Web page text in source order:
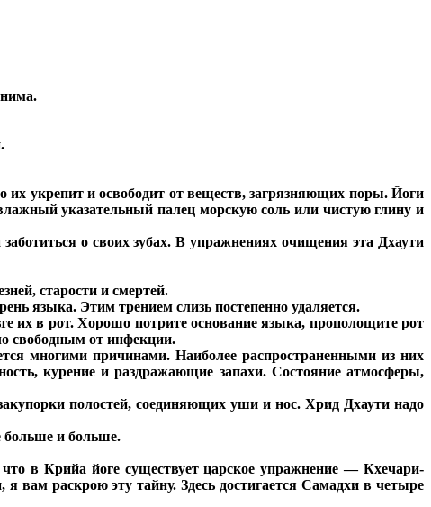
их укрепит и освободит от веществ, загрязняющих поры. Йоги
указательный палец морскую соль или чистую глину и
о своих зубах. В упражнениях очищения эта Дхаути
старости и смертей.
языка. Этим трением слизь постепенно удаляется.
их в рот. Хорошо потрите основание языка, прополощите рот
свободным от инфекции.
многими причинами. Наиболее распространенными из них
курение и раздражающие запахи. Состояние атмосферы,
полостей, соединяющих уши и нос. Хрид Дхаути надо
больше и больше.
в Крийа йоге существует царское упражнение — Кхечари-
вам раскрою эту тайну. Здесь достигается Самадхи в четыре